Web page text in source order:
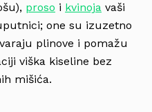
proso i kvinoja vaši
one su izuzetno
plinove i pomažu
viška kiseline bez
mišića.